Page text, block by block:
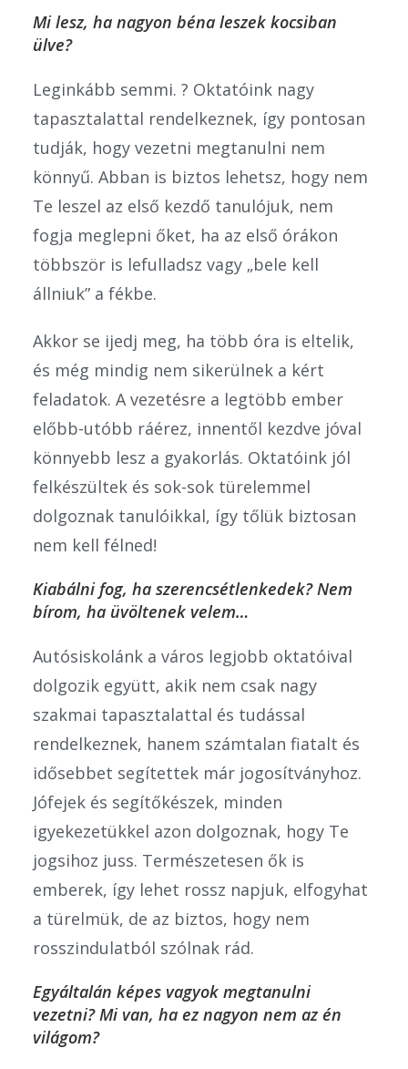
Mi lesz, ha nagyon béna leszek kocsiban
ülve?
Leginkább semmi. ? Oktatóink nagy
tapasztalattal rendelkeznek, így pontosan
tudják, hogy vezetni megtanulni nem
könnyű. Abban is biztos lehetsz, hogy nem
Te leszel az első kezdő tanulójuk, nem
fogja meglepni őket, ha az első órákon
többször is lefulladsz vagy „bele kell
állniuk” a fékbe.
Akkor se ijedj meg, ha több óra is eltelik,
és még mindig nem sikerülnek a kért
feladatok. A vezetésre a legtöbb ember
előbb-utóbb ráérez, innentől kezdve jóval
könnyebb lesz a gyakorlás. Oktatóink jól
felkészültek és sok-sok türelemmel
dolgoznak tanulóikkal, így tőlük biztosan
nem kell félned!
Kiabálni fog, ha szerencsétlenkedek? Nem
bírom, ha üvöltenek velem…
Autósiskolánk a város legjobb oktatóival
dolgozik együtt, akik nem csak nagy
szakmai tapasztalattal és tudással
rendelkeznek, hanem számtalan fiatalt és
idősebbet segítettek már jogosítványhoz.
Jófejek és segítőkészek, minden
igyekezetükkel azon dolgoznak, hogy Te
jogsihoz juss. Természetesen ők is
emberek, így lehet rossz napjuk, elfogyhat
a türelmük, de az biztos, hogy nem
rosszindulatból szólnak rád.
Egyáltalán képes vagyok megtanulni
vezetni? Mi van, ha ez nagyon nem az én
világom?